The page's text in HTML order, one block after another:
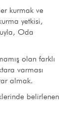
kurmak ve
yetkisi,
Oda
olan farklı
varması
almak.
belirlenen